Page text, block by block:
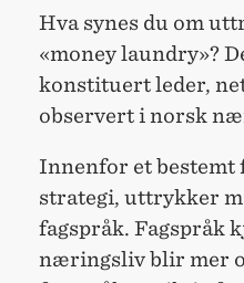
Hva synes du om
«money laundry»?
konstituert leder,
observert i norsk
Innenfor et bestemt
strategi, uttrykker
fagspråk. Fagspråk
næringsliv blir mer